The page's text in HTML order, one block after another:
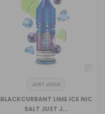
JUST JUICE
BLACKCURRANT LIME ICE NIC
SALT JUST J...